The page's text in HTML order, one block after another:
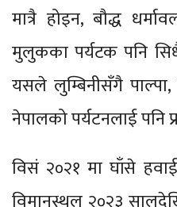
मात्रै होइन, बौद्ध
मुलुकका पर्यटक पनि
यसले लुम्बिनीसँगै पाल्पा,
नेपालको पर्यटनलाई पनि
विसं २०२१ मा घाँसे